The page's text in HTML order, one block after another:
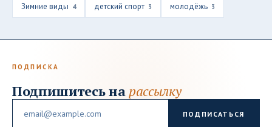
Зимние виды 4 детский спорт 3 молодёжь 3
ПОДПИСКА
Подпишитесь на рассылку
ПОДПИСАТЬСЯ